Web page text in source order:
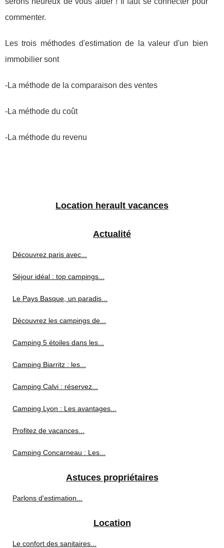
commenter.
Les trois méthodes d'estimation de la valeur d'un bien
immobilier sont
-La méthode de la comparaison des ventes
-La méthode du coût
-La méthode du revenu
Location herault vacances
Actualité
Découvrez paris avec...
Séjour idéal : top campings...
Le Pays Basque, un paradis...
Découvrez les campings de...
Camping 5 étoiles dans les...
Camping Biarritz : les...
Camping Calvi : réservez...
Camping Lyon : Les avantages...
Profitez de vacances...
Camping Concarneau : Les...
Astuces propriétaires
Parlons d'estimation...
Location
Le confort des sanitaires...